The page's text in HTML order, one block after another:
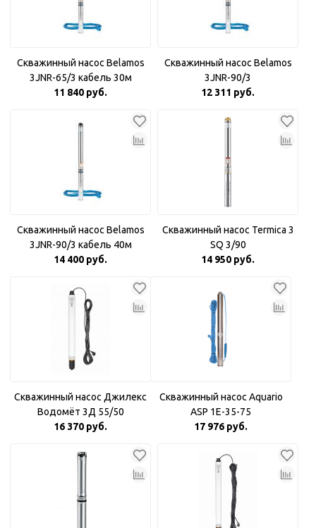
Скважинный насос Belamos
3JNR-65/3 кабель 30м
11 840 руб.
Скважинный насос Belamos
3JNR-90/3
12 311 руб.
Скважинный насос Belamos
3JNR-90/3 кабель 40м
14 400 руб.
Скважинный насос Termica 3
SQ 3/90
14 950 руб.
Скважинный насос Джилекс
Водомёт 3Д 55/50
16 370 руб.
Скважинный насос Aquario
ASP 1E-35-75
17 976 руб.